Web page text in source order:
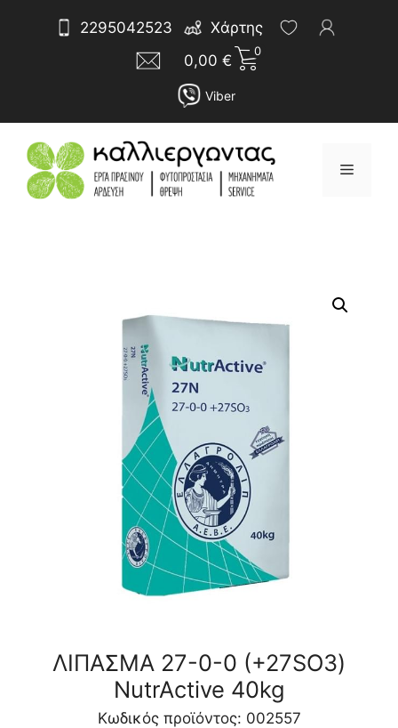
2295042523
Χάρτης
0,00 €
0
Viber
Μενού
ΛΙΠΑΣΜΑ 27-0-0 (+27SO3)
NutrActive 40kg
Κωδικός προϊόντος: 002557